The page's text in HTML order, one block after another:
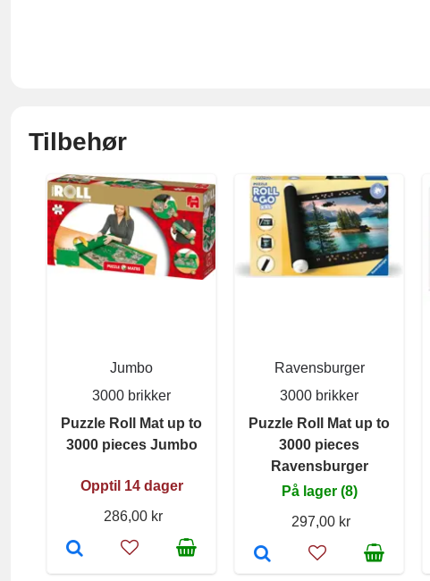
Tilbehør
Jumbo
3000 brikker
Puzzle Roll Mat up to
3000 pieces Jumbo
Opptil 14 dager
286,00 kr
Ravensburger
3000 brikker
Puzzle Roll Mat up to
3000 pieces
Ravensburger
På lager (8)
297,00 kr